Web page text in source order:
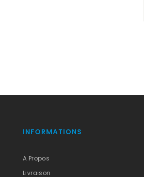
INFORMATIONS
A Propos
Livraison